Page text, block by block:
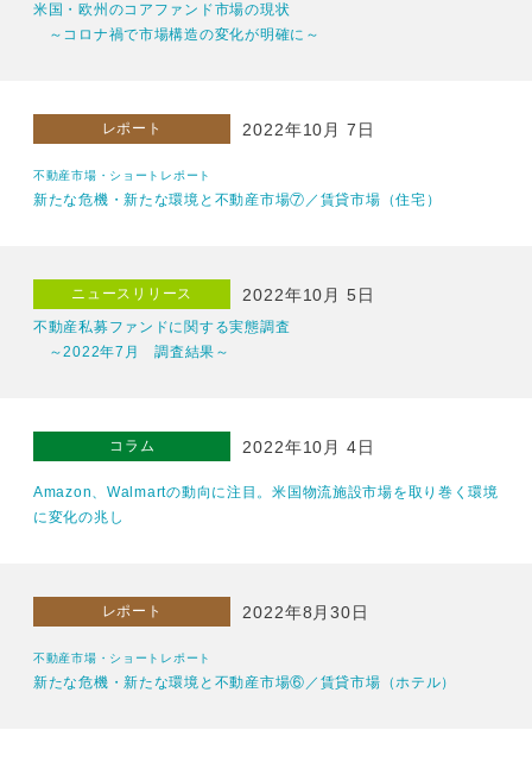
米国・欧州のコアファンド市場の現状
～コロナ禍で市場構造の変化が明確に～
レポート 2022年10月 7日
不動産市場・ショートレポート
新たな危機・新たな環境と不動産市場⑦／賃貸市場（住宅）
ニュースリリース 2022年10月 5日
不動産私募ファンドに関する実態調査
～2022年7月 調査結果～
コラム 2022年10月 4日
Amazon、Walmartの動向に注目。米国物流施設市場を取り巻く環境
に変化の兆し
レポート 2022年8月30日
不動産市場・ショートレポート
新たな危機・新たな環境と不動産市場⑥／賃貸市場（ホテル）